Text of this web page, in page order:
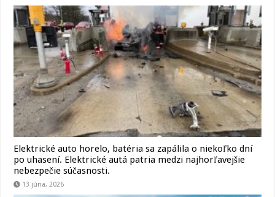
Elektrické auto horelo, batéria sa zapálila o niekoľko dní
po uhasení. Elektrické autá patria medzi najhorľavejšie
nebezpečie súčasnosti.
13 júna, 2026